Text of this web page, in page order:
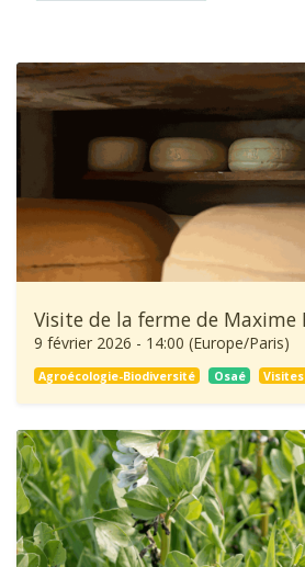
9 février 2026 - 14:00 (Europe/Paris)
Agroécologie-Biodiversité Osaé Visites